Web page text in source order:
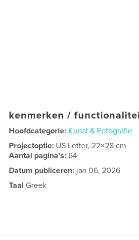
kenmerken /
Hoofdcategorie: Kunst & Fotografie
Projectoptie: US Letter, 22×28 cm
Aantal pagina's:64
Datum publiceren: jan 06, 2026
Taal Greek